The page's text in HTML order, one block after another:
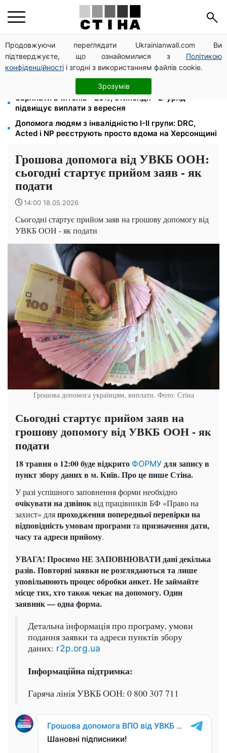
Продовжуючи переглядати Ukrainianwall.com Ви
підтверджуєте, що ознайомилися з Політикою
конфіденційності і згодні з використанням файлів cookie.
Зрозумів
10 заявок — і МСЦ МВС приїде у громаду: обмін
прав, реєстрація авто та міжнародне посвідчення
Пенсія для III групи інвалідності з 1 вересня: від
2595 до 10 625 грн — хто скільки отримає
Зарплати вчителів +20%, стипендії ×2: уряд
підвищує виплати з вересня
Допомога людям з інвалідністю I-II групи: DRC,
Acted і NP реєструють просто вдома на Херсонщині
Грошова допомога від УВКБ ООН:
сьогодні стартує прийом заяв - як
подати
14:00 18.05.2026
Сьогодні стартує прийом заяв на грошову допомогу від
УВКБ ООН - як подати
Грошова допомога українцям, виплати. Фото: Стіна
Сьогодні стартує прийом заяв на
грошову допомогу від УВКБ ООН - як
подати
18 травня о 12:00 буде відкрито ФОРМУ для запису в
пункт збору даних в м. Київ. Про це пише Стіна.
У разі успішного заповнення форми необхідно
очікувати на дзвіноквід працівників БФ «Право на
захист» дляпроходження попередньої перевірки на
відповідність умовам програмитапризначення дати,
часу та адреси прийому.
УВАГА! Просимо НЕ ЗАПОВНЮВАТИ дані декілька
разів. Повторні заявки не розглядаються та лише
уповільнюють процес обробки анкет. Не займайте
місце тих, хто також чекає на допомогу. Один
заявник — одна форма.
Детальна інформація про програму, умови
подання заявки та адреси пунктів збору
даних: r2p.org.ua
Інформаційна підтримка:
Гаряча лінія УВКБ ООН: 0 800 307 711